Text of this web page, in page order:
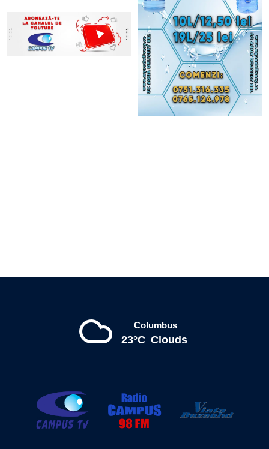
Columbus
23°C Clouds